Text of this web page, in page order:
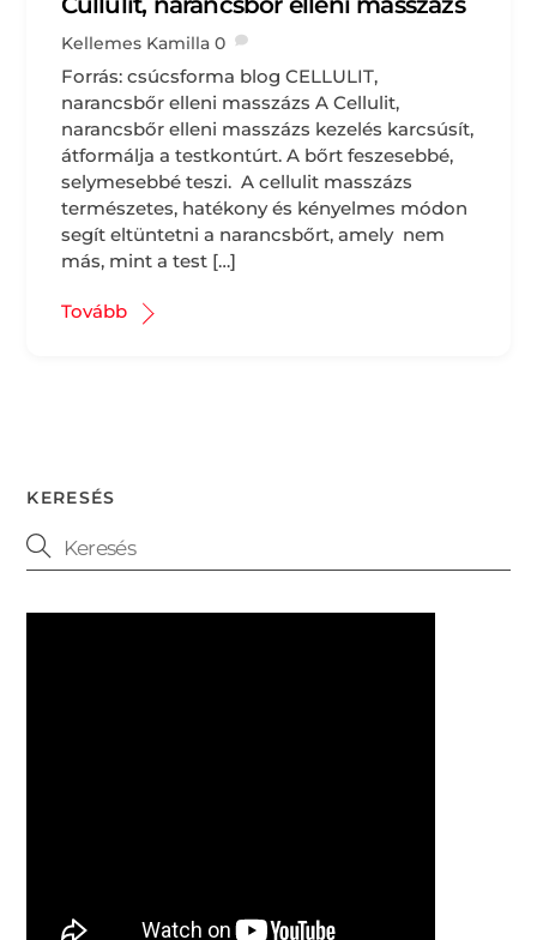
Kellemes Kamilla 0
Forrás: csúcsforma blog CELLULIT,
narancsbőr elleni masszázs A Cellulit,
narancsbőr elleni masszázs kezelés karcsúsít,
átformálja a testkontúrt. A bőrt feszesebbé,
selymesebbé teszi. A cellulit masszázs
természetes, hatékony és kényelmes módon
segít eltüntetni a narancsbőrt, amely nem
más, mint a test […]
Tovább
KERESÉS